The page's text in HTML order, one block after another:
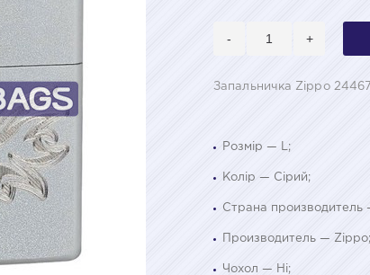
- +
Запальничка Zippo
Розмір — L;
Колір — Сірий;
Страна
Производитель — Zippo;
Чохол — Ні;